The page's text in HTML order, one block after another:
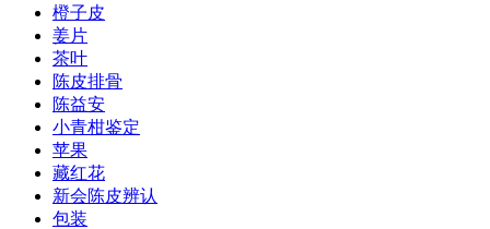
橙子皮
姜片
茶叶
陈皮排骨
陈益安
小青柑鉴定
苹果
藏红花
新会陈皮辨认
包装